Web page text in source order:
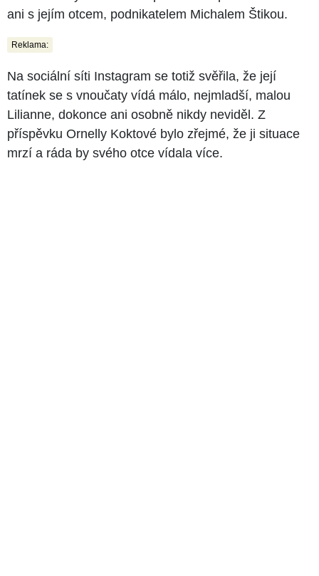
ani s jejím otcem, podnikatelem Michalem Štikou.
Reklama:
Na sociální síti Instagram se totiž svěřila, že její
tatínek se s vnoučaty vídá málo, nejmladší, malou
Lilianne, dokonce ani osobně nikdy neviděl. Z
příspěvku Ornelly Koktové bylo zřejmé, že ji situace
mrzí a ráda by svého otce vídala více.